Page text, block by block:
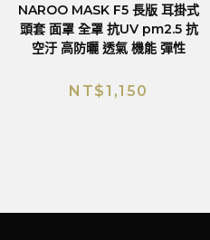
NAROO MASK F5 長版 耳掛式
頭套 面罩 全罩 抗UV pm2.5 抗
空汙 高防曬 透氣 機能 彈性
NT$1,150